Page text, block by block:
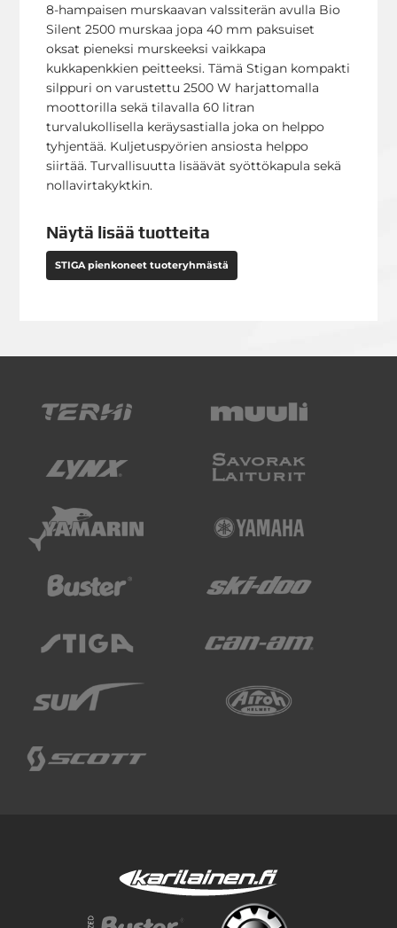
8-hampaisen murskaavan valssiterän avulla Bio
Silent 2500 murskaa jopa 40 mm paksuiset
oksat pieneksi murskeeksi vaikkapa
kukkapenkkien peitteeksi. Tämä Stigan kompakti
silppuri on varustettu 2500 W harjattomalla
moottorilla sekä tilavalla 60 litran
turvalukollisella keräysastialla joka on helppo
tyhjentää. Kuljetuspyörien ansiosta helppo
siirtää. Turvallisuutta lisäävät syöttökapula sekä
nollavirtakyktkin.
Näytä lisää tuotteita
STIGA pienkoneet tuoteryhmästä